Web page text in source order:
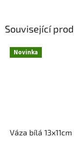
Související
Novinka
Váza bílá 13x11cm